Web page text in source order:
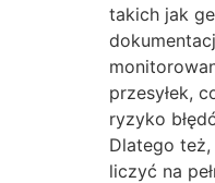
takich jak
przesyłek,
ryzyko
Dlatego
liczyć na